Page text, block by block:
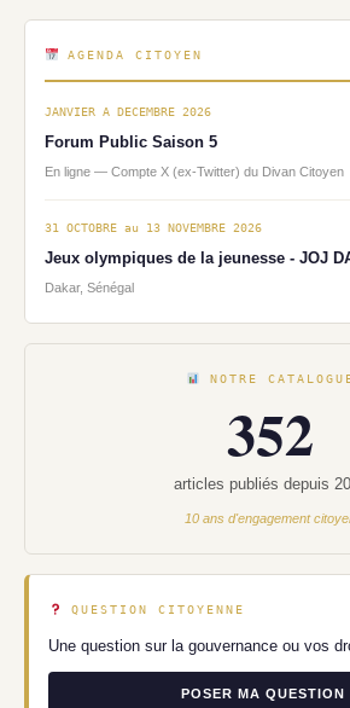
AGENDA CITOYEN
JANVIER A DECEMBRE 2026
Forum Public Saison 5
En ligne — Compte X (ex-Twitter) du Divan Citoyen
31 OCTOBRE au 13 NOVEMBRE 2026
Jeux olympiques de la jeunesse - JOJ
Dakar, Sénégal
NOTRE
352
articles publiés depuis
10 ans d'engagement
QUESTION CITOYENNE
Une question sur la gouvernance ou vos
POSER MA QUESTION